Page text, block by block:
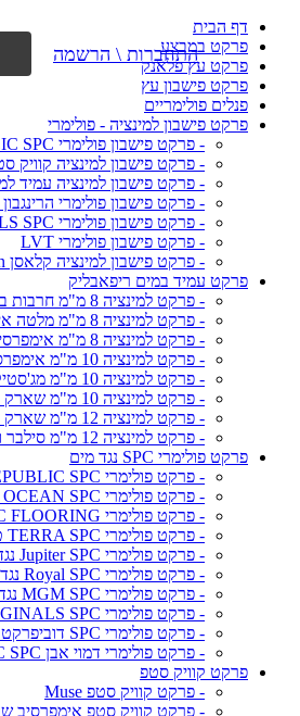
דף הבית
פרקט במבצע
פרקט עץ פלאנק
פרקט פישבון עץ
פנלים פולימריים
פרקט פישבון למינציה - פולימרי
- פרקט פישבון פולימרי REPUBLIC SPC נגד מים
- פרקט פישבון למינציה קוויק
- פרקט פישבון למינציה עמיד
- פרקט פישבון פולימרי הרינגבון spc נגד מים
- פרקט פישבון פולימרי ORIGINALS SPC נגד מים
- פרקט פישבון פולימרי LVT
- פרקט פישבון למינציה קלאסן Classen
פרקט עמיד במים ריפאבליק
- פרקט למינציה 8 מ"מ חרבות ברזל
- פרקט למינציה 8 מ"מ מלטה איילנד
- פרקט למינציה 8 מ"מ אימפרסיב פלוס
- פרקט למינציה 10 מ"מ אימפרסיב פלוס
- פרקט למינציה 10 מ"מ מג'סטיק קראון
- פרקט למינציה 10 מ"מ שארק אושן 10
- פרקט למינציה 12 מ"מ שארק אושן 12
- פרקט למינציה 12 מ"מ סילבר ווילואו
פרקט פולימרי SPC נגד מים
- פרקט פולימרי REPUBLIC SPC נגד מים
- פרקט פולימרי OCEAN SPC פנטום נגד מים
- פרקט פולימרי SPC FLOORING נגד מים
- פרקט פולימרי TERRA SPC טרה נגד מים
- פרקט פולימרי Jupiter SPC נגד מים
- פרקט פולימרי Royal SPC נגד מים
- פרקט פולימרי MGM SPC נגד מים
- פרקט פולימרי ORIGINALS SPC נגד מים
- פרקט פולימרי SPC דוביפרקט נגד מים
- פרקט פולימרי דמוי אבן REPUBLIC SPC נגד מים
פרקט קוויק סטפ
- פרקט קוויק סטפ Muse
- פרקט קוויק סטפ אימפרסיב
התחברות \ הרשמה